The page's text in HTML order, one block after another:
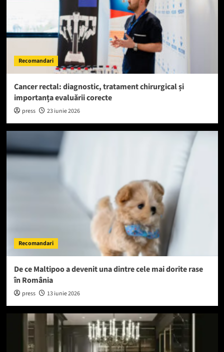
Recomandari
Cancer rectal: diagnostic, tratament chirurgical și
importanța evaluării corecte
press 23 iunie 2026
Recomandari
De ce Maltipoo a devenit una dintre cele mai dorite rase
în România
press 13 iunie 2026